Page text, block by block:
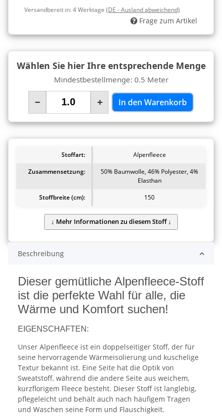
Versandbereit in:4 Werktage (DE - Ausland abweichend)
Frage zum Artikel
Wählen Sie hier Ihre entsprechende Menge
Mindestbestellmenge: 0.5 Meter
− + In den Warenkorb
Stoffart:
Alpenfleece
Zusammensetzung:
50% Baumwolle, 46% Polyester, 4%
Elasthan
Stoffbreite (cm):
150
Beschreibung
Dieser gemütliche Alpenfleece-Stoff
ist die perfekte Wahl für alle, die
Wärme und Komfort suchen!
EIGENSCHAFTEN:
Unser Alpenfleece ist ein doppelseitiger Stoff, der für
seine hervorragende Wärmeisolierung und kuschelige
Textur bekannt ist. Eine Seite hat die Optik von
Sweatstoff, während die andere Seite aus weichem,
kurzflorigem Fleece besteht. Dieser Stoff ist langlebig,
pflegeleicht und behält auch nach häufigem Tragen
und Waschen seine Form und Flauschigkeit.